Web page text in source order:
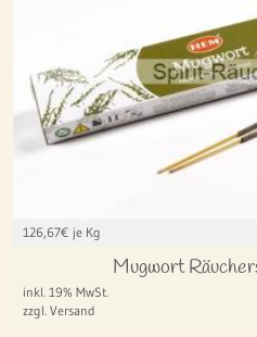
126,67€ je Kg
Mugwort
inkl. 19% MwSt.
zzgl. Versand